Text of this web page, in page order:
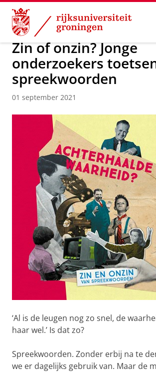
Skip
Content
Skip
Navigation
Over ons Actueel Nieuws
Zin of onzin? Jonge
onderzoekers
spreekwoorden
01 september 2021
‘Al is de leugen nog zo snel, de
haar wel.’ Is dat zo?
Spreekwoorden. Zonder erbij na te
we er dagelijks gebruik van. Maar de